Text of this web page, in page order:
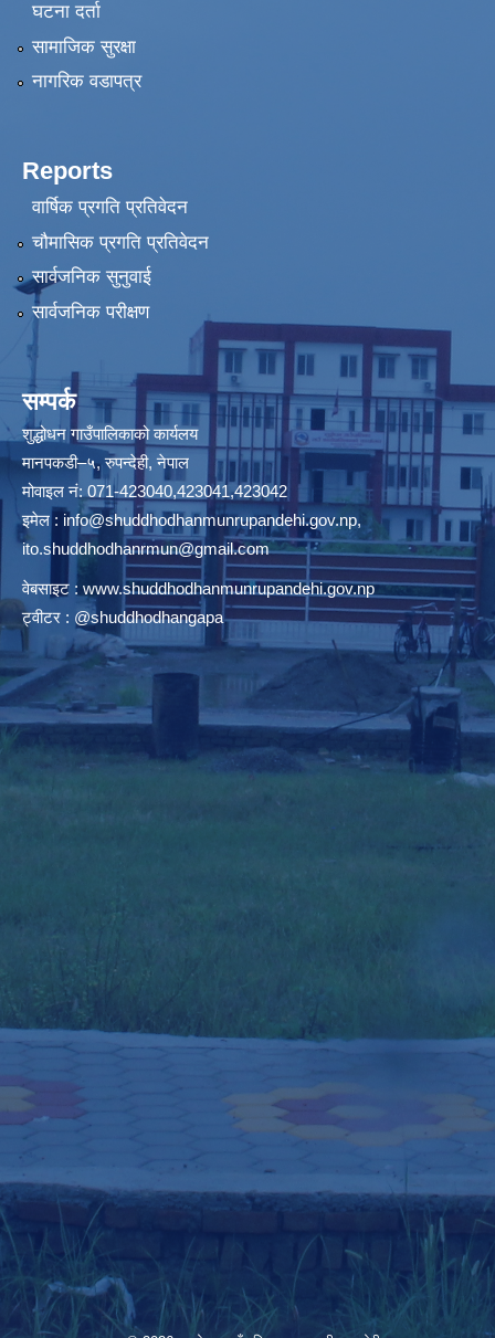
घटना दर्ता
सामाजिक सुरक्षा
नागरिक वडापत्र
Reports
वार्षिक प्रगति प्रतिवेदन
चौमासिक प्रगति प्रतिवेदन
सार्वजनिक सुनुवाई
सार्वजनिक परीक्षण
सम्पर्क
शुद्धोधन गाउँपालिकाको कार्यलय
मानपकडी–५, रुपन्देही, नेपाल
मोवाइल नं: 071-423040,423041,423042
इमेल : info@shuddhodhanmunrupandehi.gov.np,
ito.shuddhodhanrmun@gmail.com
वेबसाइट : www.shuddhodhanmunrupandehi.gov.np
ट्वीटर : @shuddhodhangapa